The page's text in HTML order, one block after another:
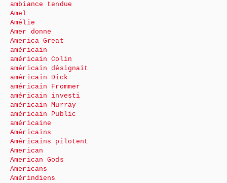
ambiance tendue
Amel
Amélie
Amer donne
America Great
américain
américain Colin
américain désignait
américain Dick
américain Frommer
américain investi
américain Murray
américain Public
américaine
Américains
Américains pilotent
American
American Gods
Americans
Amérindiens